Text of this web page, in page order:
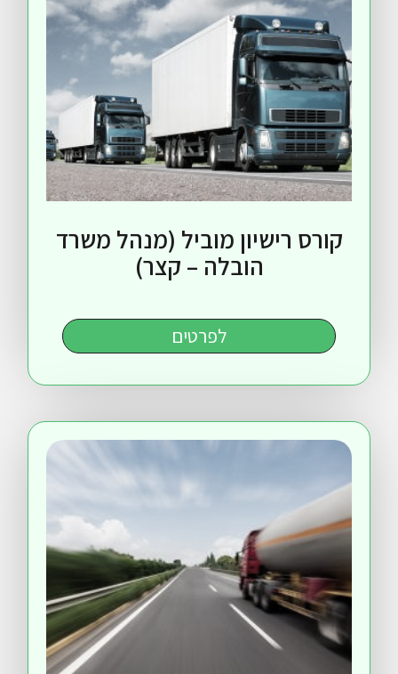
רישיון מוביל (מנהל משרד
הובלה – קצר)